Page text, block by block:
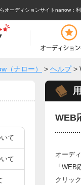
オーディションサイトnarrow ：
（ナロー） > ヘルプ>
て
て
WEB
オーデ
「
クリッ